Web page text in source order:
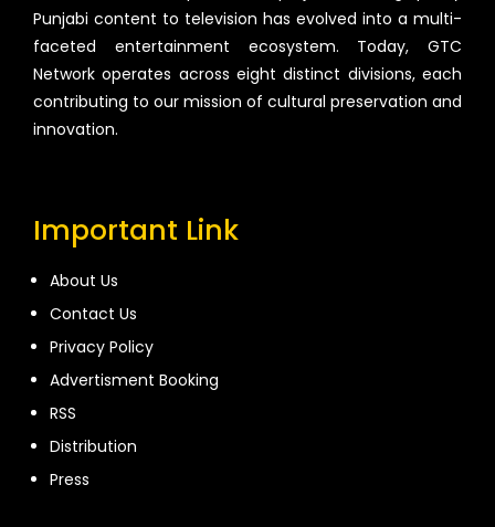
Punjabi content to television has evolved into a multi-
faceted entertainment ecosystem. Today, GTC
Network operates across eight distinct divisions, each
contributing to our mission of cultural preservation and
innovation.
Important Link
About Us
Contact Us
Privacy Policy
Advertisment Booking
RSS
Distribution
Press